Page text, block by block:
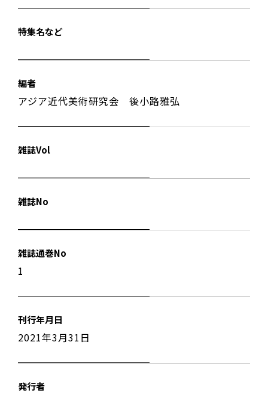
特集名など
編者
アジア近代美術研究会 後小路雅弘
雑誌Vol
雑誌No
雑誌通巻No
1
刊行年月日
2021年3月31日
発行者